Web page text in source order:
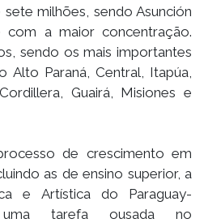
milhões, sendo Asunción
a maior concentração.
sendo os mais importantes
Alto Paraná, Central, Itapúa,
Guairá, Misiones e
de crescimento em
as de ensino superior, a
e Artística do Paraguay-
uma tarefa ousada no